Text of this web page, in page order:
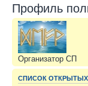
Профиль
Организатор СП
СПИСОК ОТКРЫТЫХ